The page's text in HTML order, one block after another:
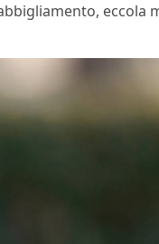
eccola